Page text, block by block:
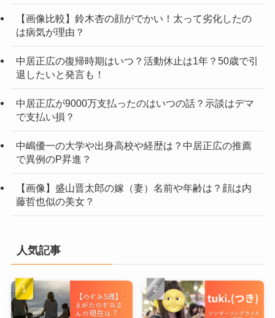
【画像比較】鈴木杏の顔がでかい！太って劣化したの
は病気が理由？
中居正広の復帰時期はいつ？活動休止は1年？50歳で引
退したいと発言も！
中居正広が9000万支払ったのはいつの話？示談はデマ
で支払い損？
中嶋優一の大学や出身高校や経歴は？中居正広の推薦
で異例のP昇進？
【画像】盛山晋太郎の嫁（妻）名前や年齢は？顔は内
藤哲也似の美女？
人気記事